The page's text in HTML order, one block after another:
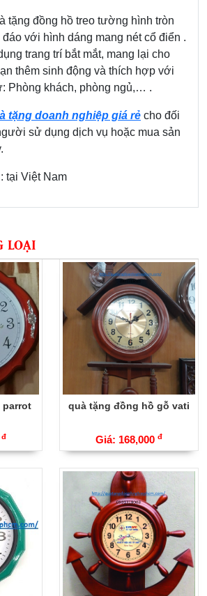
tặng đồng hồ treo tường hình tròn
với hình dáng mang nét cổ điển .
trang trí bắt mắt, mang lại cho
thêm sinh động và thích hợp với
Phòng khách, phòng ngủ,… .
tặng doanh nghiệp giá rẻ cho đối
sử dụng dịch vụ hoặc mua sản
tại Việt Nam
LOẠI
parrot
đ
quà tặng đồng hồ gỗ vati
Giá: 168,000 đ